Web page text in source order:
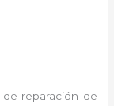
reparación de